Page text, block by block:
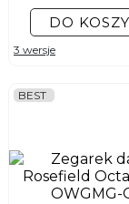
DO
3 wersje
BEST